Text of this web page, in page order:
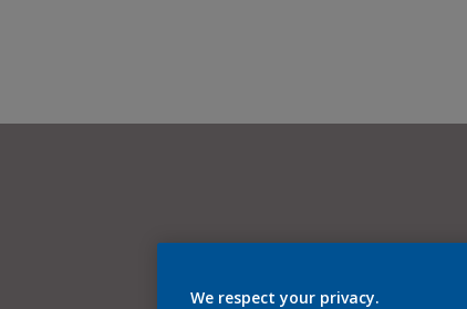
We respect your privacy.